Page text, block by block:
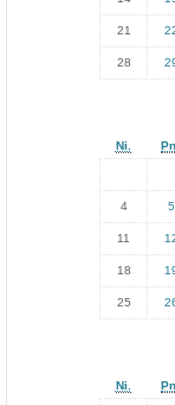
21
28
Ni. Pn.
4 5
11
18
25
Ni. Pn.